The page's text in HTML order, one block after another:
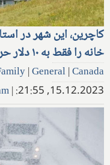
کاچرین، این شهر در
خانه را فقط به ۱۰ دلار حراج کرده است
|General|Canada
15.12.2023, 21:55:
|